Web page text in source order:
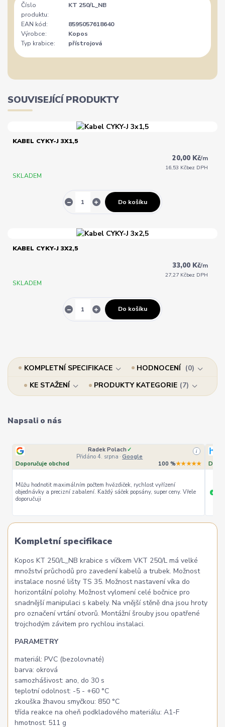
Číslo
produktu:
KT 250/L_NB
EAN kód:
8595057618640
Výrobce:
Kopos
Typ krabice:
přístrojová
SOUVISEJÍCÍ PRODUKTY
KABEL CYKY-J 3X1,5
20,00 Kč/m
16,53 Kčbez DPH
SKLADEM
Do košíku
KABEL CYKY-J 3X2,5
33,00 Kč/m
27,27 Kčbez DPH
SKLADEM
Do košíku
KOMPLETNÍ SPECIFIKACE HODNOCENÍ
0
KE STAŽENÍ
PRODUKTY KATEGORIE 7
Napsali o nás
Radek Polach ✓
Přidáno 4. srpna · Google
i
Doporučuje obchod 100 %★★★★★
Můžu hodnotit maximálním počtem hvězdiček, rychlost vyřízení
objednávky a precizní zabalení. Každý sáček popsány, super ceny. Vřele
doporučuji
+
Kompletní specifikace
Kopos KT 250/L_NB krabice s víčkem VKT 250/L má velké
množství průchodů pro zavedení kabelů a trubek. Možnost
instalace nosné lišty TS 35. Možnost nastavení víka do
horizontální polohy. Možnost vylomení celé bočnice pro
snadnější manipulaci s kabely. Na vnější stěně dna jsou hroty
pro označení vrtání otvorů. Montážní šrouby jsou opatřené
trojchodým závitem pro rychlou instalaci.
PARAMETRY
materiál: PVC (bezolovnaté)
barva: okrová
samozhášivost: ano, do 30 s
teplotní odolnost: -5 - +60 °C
zkouška žhavou smyčkou: 850 °C
třída reakce na oheň podkladového materiálu: A1-F
hmotnost: 511 g